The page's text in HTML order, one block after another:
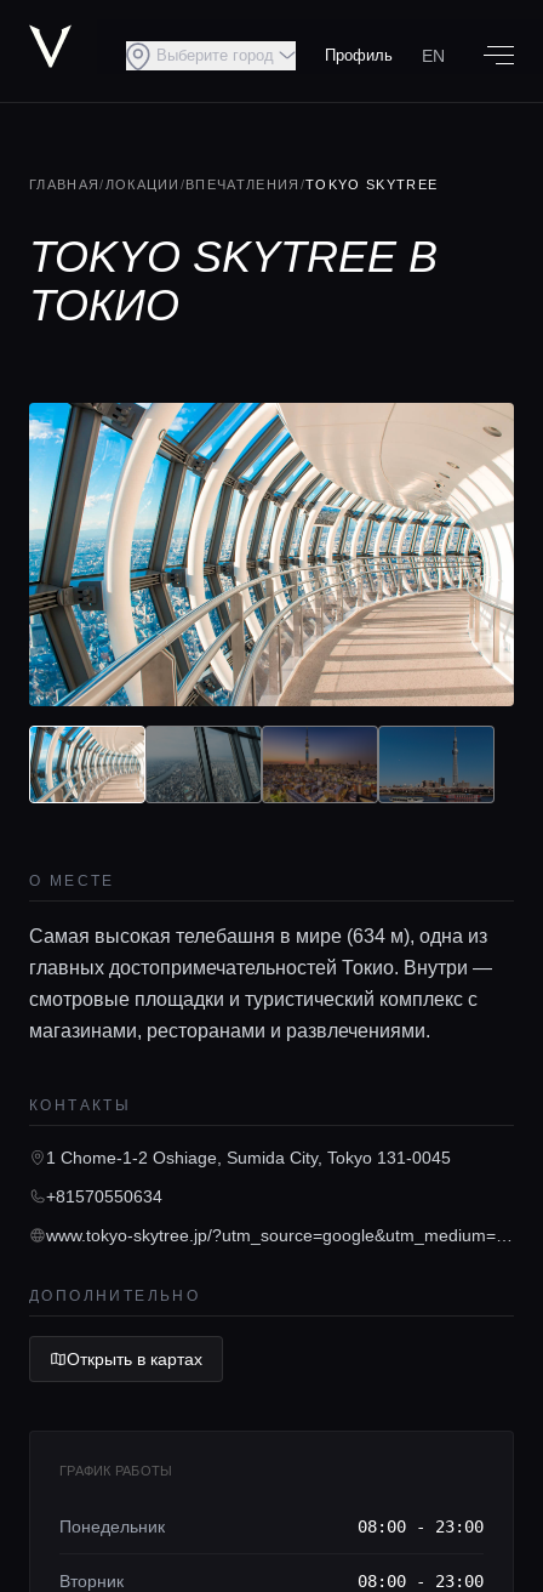
Главная
Локации
Гиды
Lifestyle журнал
Выберите город Профиль EN
ГЛАВНАЯ/ ЛОКАЦИИ /ВПЕЧАТЛЕНИЯ /TOKYO SKYTREE
TOKYO SKYTREE В
ТОКИО
О МЕСТЕ
Самая высокая телебашня в мире (634 м), одна из
главных достопримечательностей Токио. Внутри —
смотровые площадки и туристический комплекс с
магазинами, ресторанами и развлечениями.
КОНТАКТЫ
1 Chome-1-2 Oshiage, Sumida City, Tokyo 131-0045
+81570550634
ДОПОЛНИТЕЛЬНО
Открыть в картах
ГРАФИК РАБОТЫ
Понедельник 08:00 - 23:00
Вторник 08:00 - 23:00